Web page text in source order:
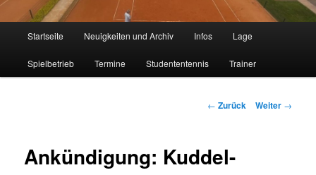
Startseite Neuigkeiten und Archiv Infos Lage
Spielbetrieb Termine Studententennis Trainer
Beitrags-
← Zurück Weiter →
Ankündigung: Kuddel-